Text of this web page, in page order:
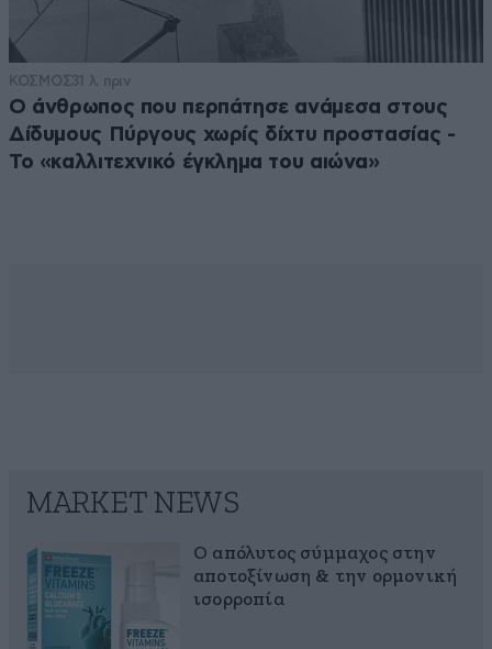
ΚΟΣΜΟΣ31 λ. πριν
Ο άνθρωπος που περπάτησε ανάμεσα στους
Δίδυμους Πύργους χωρίς δίχτυ προστασίας -
Το «καλλιτεχνικό έγκλημα του αιώνα»
MARKET NEWS
Ο απόλυτος σύμμαχος στην
αποτοξίνωση & την ορμονική
ισορροπία